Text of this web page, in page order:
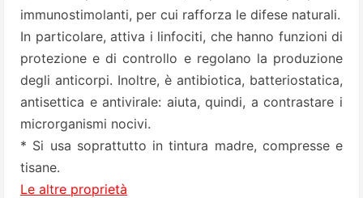
immunostimolanti, per cui rafforza le difese naturali.
In particolare, attiva i linfociti, che hanno funzioni di
protezione e di controllo e regolano la produzione
degli anticorpi. Inoltre, è antibiotica, batteriostatica,
antisettica e antivirale: aiuta, quindi, a contrastare i
microrganismi nocivi.
* Si usa soprattutto in tintura madre, compresse e
tisane.
Le altre proprietà